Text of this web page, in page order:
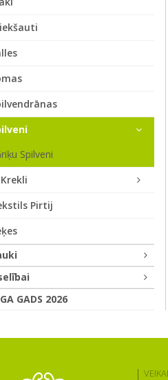
Spilveni
Pirtij
GADS 2026